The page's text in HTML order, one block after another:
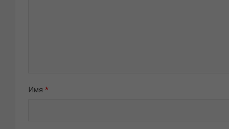
Имя *